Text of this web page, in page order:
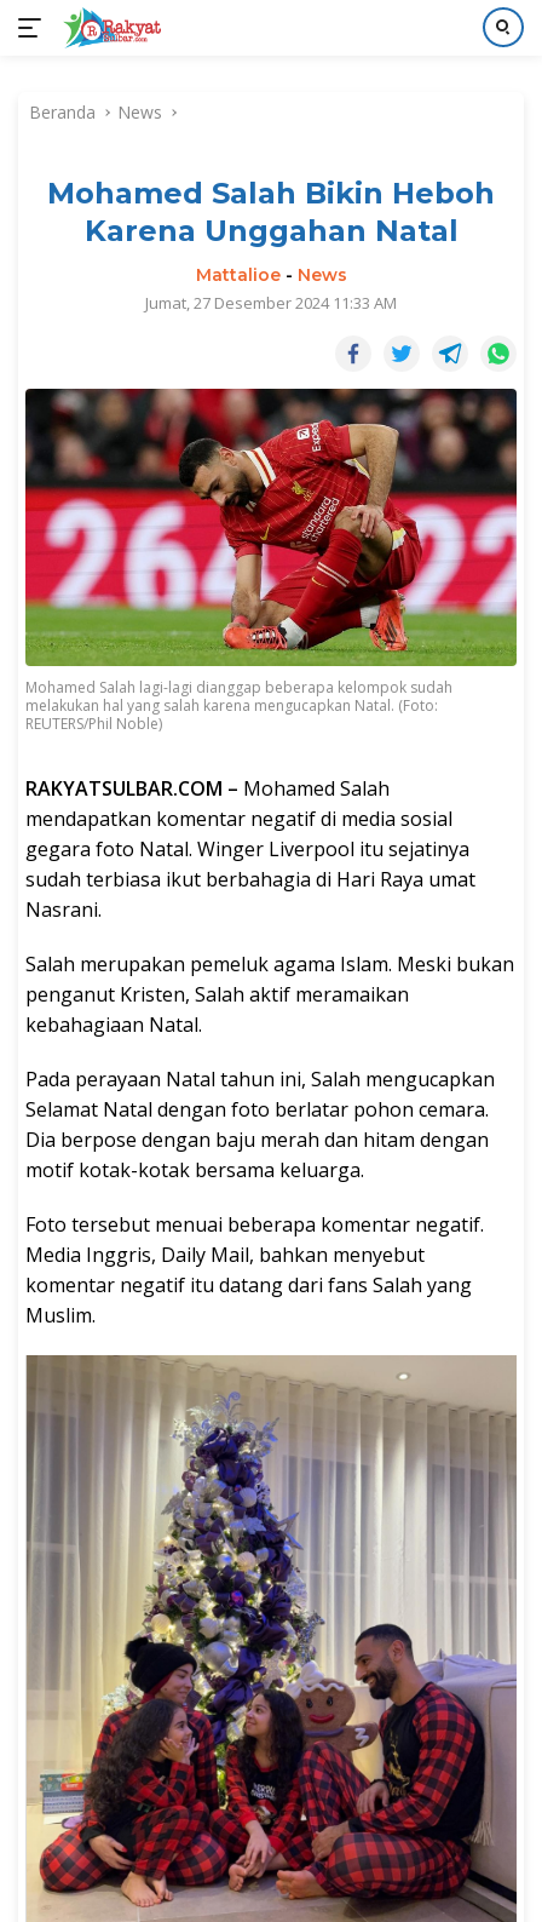
kontenBeranda News
Mohamed Salah Bikin Heboh
Karena Unggahan Natal
Mattalioe- News
Jumat, 27 Desember 2024 11:33 AM
Mohamed Salah lagi-lagi dianggap beberapa kelompok sudah
melakukan hal yang salah karena mengucapkan Natal. (Foto:
REUTERS/Phil Noble)
RAKYATSULBAR.COM – Mohamed Salah
mendapatkan komentar negatif di media sosial
gegara foto Natal. Winger Liverpool itu sejatinya
sudah terbiasa ikut berbahagia di Hari Raya umat
Nasrani.
Salah merupakan pemeluk agama Islam. Meski bukan
penganut Kristen, Salah aktif meramaikan
kebahagiaan Natal.
Pada perayaan Natal tahun ini, Salah mengucapkan
Selamat Natal dengan foto berlatar pohon cemara.
Dia berpose dengan baju merah dan hitam dengan
motif kotak-kotak bersama keluarga.
Foto tersebut menuai beberapa komentar negatif.
Media Inggris, Daily Mail, bahkan menyebut
komentar negatif itu datang dari fans Salah yang
Muslim.